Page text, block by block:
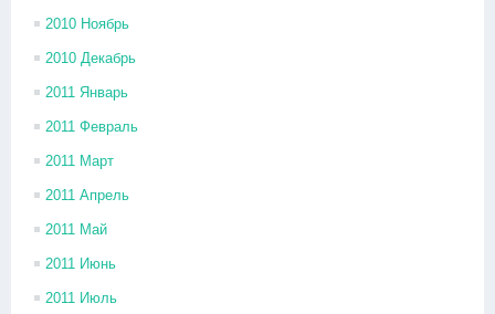
2010 Ноябрь
2010 Декабрь
2011 Январь
2011 Февраль
2011 Март
2011 Апрель
2011 Май
2011 Июнь
2011 Июль